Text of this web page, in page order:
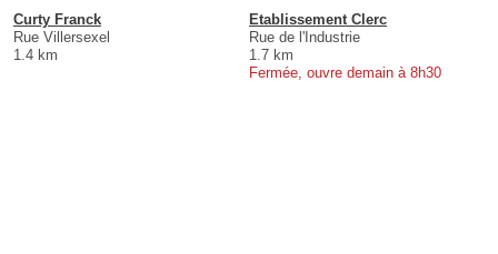
Curty Franck
Rue Villersexel
1.4 km
Etablissement Clerc
Rue de l'Industrie
1.7 km
Fermée, ouvre demain à 8h30